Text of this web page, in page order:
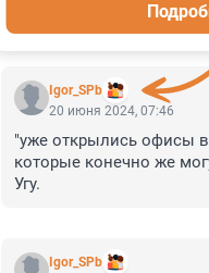
КОММЕНТАРИИ 8
Igor_SPb
20 июня 2024, 07:46
"уже открылись офисы
которые конечно же
Угу.
Igor_SPb